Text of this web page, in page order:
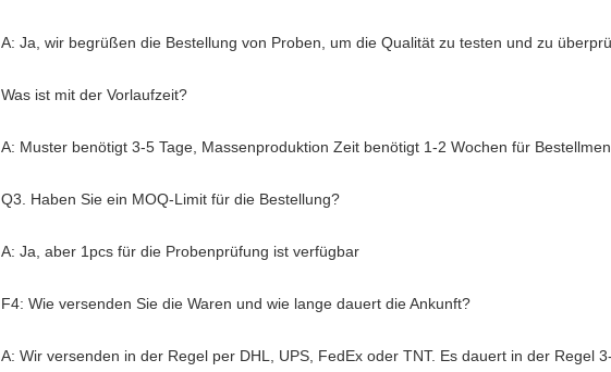
A: Ja, wir begrüßen die Bestellung von Proben, um die Qualität zu testen und zu
Was ist mit der Vorlaufzeit?
A: Muster benötigt 3-5 Tage, Massenproduktion Zeit benötigt 1-2 Wochen für
Q3. Haben Sie ein MOQ-Limit für die Bestellung?
A: Ja, aber 1pcs für die Probenprüfung ist verfügbar
F4: Wie versenden Sie die Waren und wie lange dauert die Ankunft?
A: Wir versenden in der Regel per DHL, UPS, FedEx oder TNT. Es dauert in der Regel